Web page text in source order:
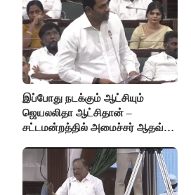
இப்போது நடக்கும் ஆட்சியும்
ஜெயலலிதா ஆட்சிதான் –
சட்டமன்றத்தில் அமைச்சர் ஆதவ்